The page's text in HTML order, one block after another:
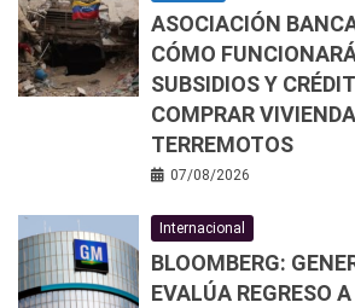
ASOCIACIÓN
CÓMO
SUBSIDIOS Y
COMPRAR
TERREMOTOS
07/08/2026
Internacional
BLOOMBERG:
EVALÚA REGRESO